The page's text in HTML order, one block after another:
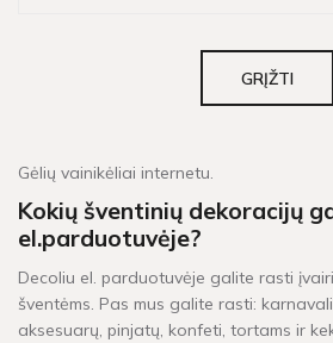
GRĮŽTI
Gėlių vainikėliai internetu.
Kokių šventinių dekoracijų
el.parduotuvėje?
Decoliu el. parduotuvėje galite rasti
šventėms. Pas mus galite rasti:
aksesuarų, pinjatų, konfeti, tortams ir